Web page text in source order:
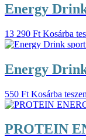
Energy
13 290 Ft Kosárba
Energy
550 Ft Kosárba
PROTEIN